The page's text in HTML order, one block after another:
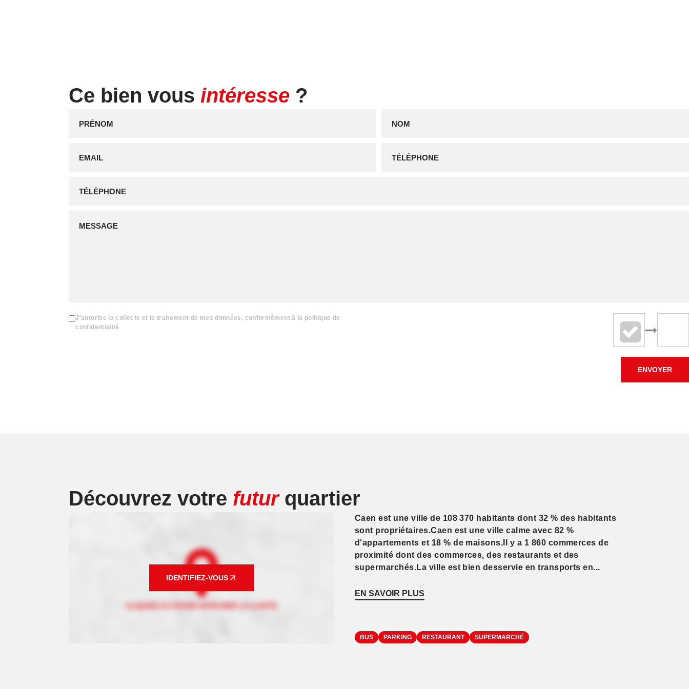
Les informations sur les risques auxquels ce bien est exposé sont
Ce bien vous intéresse ?
J'autorise la collecte et le traitement de mes données, conformément à la politique de
confidentialité
ENVOYER
Découvrez votre futurquartier
IDENTIFIEZ-VOUS
Caen est une ville de 108 370 habitants dont 32 % des habitants
sont propriétaires.Caen est une ville calme avec 82 %
d'appartements et 18 % de maisons.Il y a 1 860 commerces de
proximité dont des commerces, des restaurants et des
supermarchés.La ville est bien desservie en transports en...
EN SAVOIR PLUS
BUS PARKING RESTAURANT SUPERMARCHÉ